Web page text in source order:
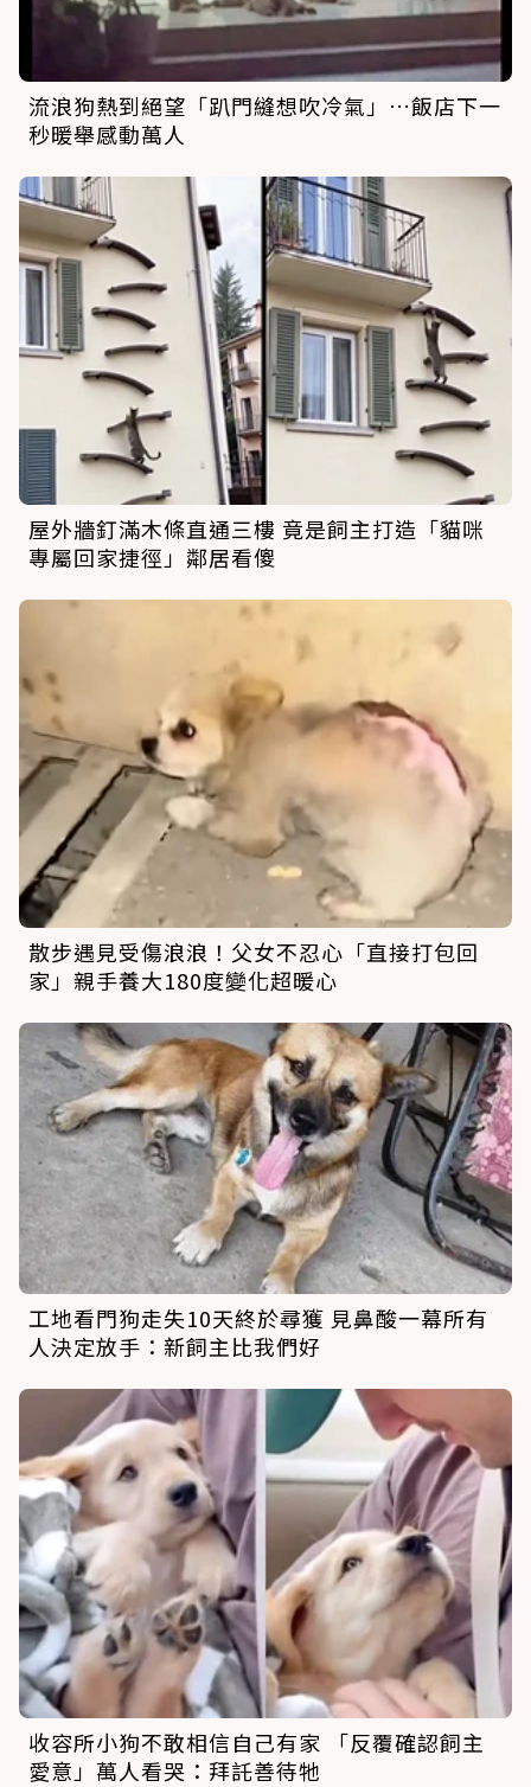
流浪狗熱到絕望「趴門縫想吹冷氣」…飯店下一
秒暖舉感動萬人
屋外牆釘滿木條直通三樓 竟是飼主打造「貓咪
專屬回家捷徑」鄰居看傻
散步遇見受傷浪浪！父女不忍心「直接打包回
家」親手養大180度變化超暖心
工地看門狗走失10天終於尋獲 見鼻酸一幕所有
人決定放手：新飼主比我們好
收容所小狗不敢相信自己有家 「反覆確認飼主
愛意」萬人看哭：拜託善待牠